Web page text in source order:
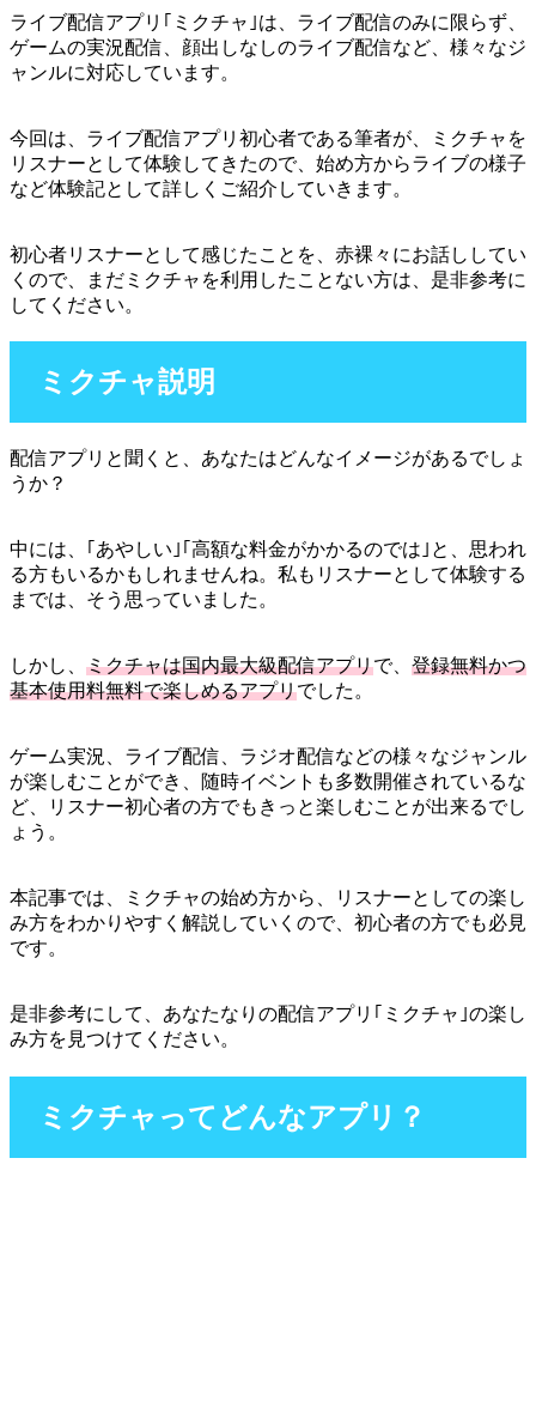
ライブ配信アプリ｢ミクチャ｣は、ライブ配信のみに限らず、
ゲームの実況配信、顔出しなしのライブ配信など、様々なジ
ャンルに対応しています。
今回は、ライブ配信アプリ初心者である筆者が、ミクチャを
リスナーとして体験してきたので、始め方からライブの様子
など体験記として詳しくご紹介していきます。
初心者リスナーとして感じたことを、赤裸々にお話ししてい
くので、まだミクチャを利用したことない方は、是非参考に
してください。
ミクチャ説明
配信アプリと聞くと、あなたはどんなイメージがあるでしょ
うか？
中には、｢あやしい｣｢高額な料金がかかるのでは｣と、思われ
る方もいるかもしれませんね。私もリスナーとして体験する
までは、そう思っていました。
しかし、 ミクチャは国内最大級配信アプリで、 登録無料かつ
基本使用料無料で楽しめるアプリでした。
ゲーム実況、ライブ配信、ラジオ配信などの様々なジャンル
が楽しむことができ、随時イベントも多数開催されているな
ど、リスナー初心者の方でもきっと楽しむことが出来るでし
ょう。
本記事では、ミクチャの始め方から、リスナーとしての楽し
み方をわかりやすく解説していくので、初心者の方でも必見
です。
是非参考にして、あなたなりの配信アプリ｢ミクチャ｣の楽し
み方を見つけてください。
ミクチャってどんなアプリ？